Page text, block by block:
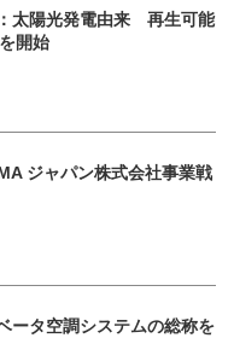
太陽光発電由来 再生可能
開始
ジャパン株式会社事業戦
ータ空調システムの総称を